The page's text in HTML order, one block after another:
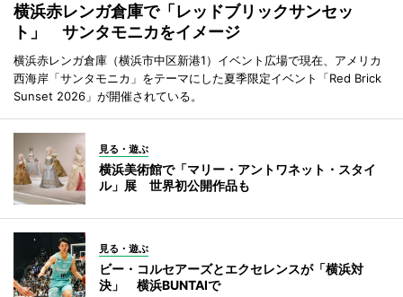
横浜赤レンガ倉庫で「レッドブリックサンセッ
ト」 サンタモニカをイメージ
横浜赤レンガ倉庫（横浜市中区新港1）イベント広場で現在、アメリカ
西海岸「サンタモニカ」をテーマにした夏季限定イベント「Red Brick
Sunset 2026」が開催されている。
見る・遊ぶ
横浜美術館で「マリー・アントワネット・スタイ
ル」展 世界初公開作品も
見る・遊ぶ
ビー・コルセアーズとエクセレンスが「横浜対
決」 横浜BUNTAIで